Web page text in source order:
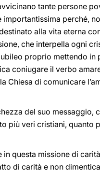
tante persone
perché,
alla vita eterna
che interpella ogni
proprio mettendo in
coniugare il verbo
Chiesa di comunicare
del suo messaggio,
più veri cristiani, quanto
questa missione di
di carità e non